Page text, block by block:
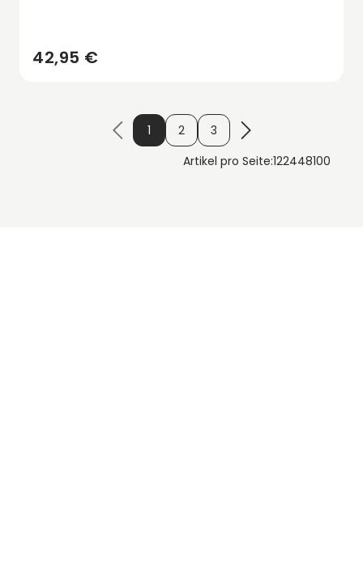
42,95 €
1 2
3
Artikel pro Seite:122448100